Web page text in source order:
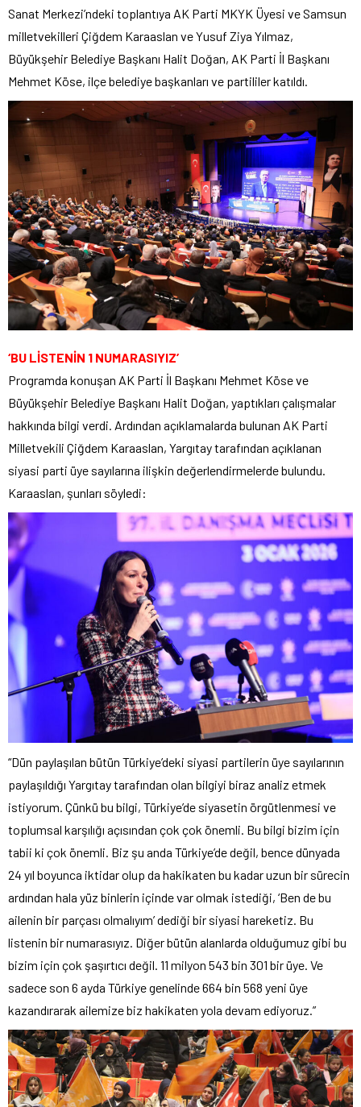
Sanat Merkezi’ndeki toplantıya AK Parti MKYK Üyesi ve Samsun
milletvekilleri Çiğdem Karaaslan ve Yusuf Ziya Yılmaz,
Büyükşehir Belediye Başkanı Halit Doğan, AK Parti İl Başkanı
Mehmet Köse, ilçe belediye başkanları ve partililer katıldı.
‘BU LİSTENİN 1 NUMARASIYIZ’
Programda konuşan AK Parti İl Başkanı Mehmet Köse ve
Büyükşehir Belediye Başkanı Halit Doğan, yaptıkları çalışmalar
hakkında bilgi verdi. Ardından açıklamalarda bulunan AK Parti
Milletvekili Çiğdem Karaaslan, Yargıtay tarafından açıklanan
siyasi parti üye sayılarına ilişkin değerlendirmelerde bulundu.
Karaaslan, şunları söyledi:
“Dün paylaşılan bütün Türkiye’deki siyasi partilerin üye sayılarının
paylaşıldığı Yargıtay tarafından olan bilgiyi biraz analiz etmek
istiyorum. Çünkü bu bilgi, Türkiye’de siyasetin örgütlenmesi ve
toplumsal karşılığı açısından çok çok önemli. Bu bilgi bizim için
tabii ki çok önemli. Biz şu anda Türkiye’de değil, bence dünyada
24 yıl boyunca iktidar olup da hakikaten bu kadar uzun bir sürecin
ardından hala yüz binlerin içinde var olmak istediği, ‘Ben de bu
ailenin bir parçası olmalıyım’ dediği bir siyasi hareketiz. Bu
listenin bir numarasıyız. Diğer bütün alanlarda olduğumuz gibi bu
bizim için çok şaşırtıcı değil. 11 milyon 543 bin 301 bir üye. Ve
sadece son 6 ayda Türkiye genelinde 664 bin 568 yeni üye
kazandırarak ailemize biz hakikaten yola devam ediyoruz.”